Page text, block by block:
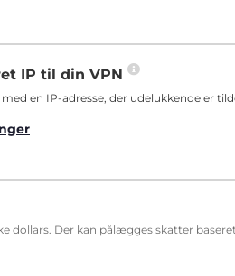
IP til din VPN
en IP-adresse, der udelukkende er
dollars. Der kan pålægges skatter